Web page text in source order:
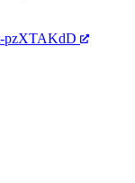
pzXTAKdD